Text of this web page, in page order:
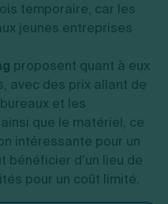
temporaire, car les
jeunes entreprises
proposent quant à eux
avec des prix allant de
et les
que le matériel, ce
intéressante pour un
bénéficier d’un lieu de
pour un coût limité.